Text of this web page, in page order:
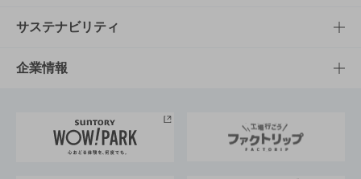
商品発売情報
栄養成分一覧
キャンペーン
工場見学
地域情報
文化・スポーツTOP
サントリーホール
サントリーサンバーズ大阪
サステナビリティ
サステナビリティTOP
サントリーが考えるサステナビリティ経営
企業情報
企業概要